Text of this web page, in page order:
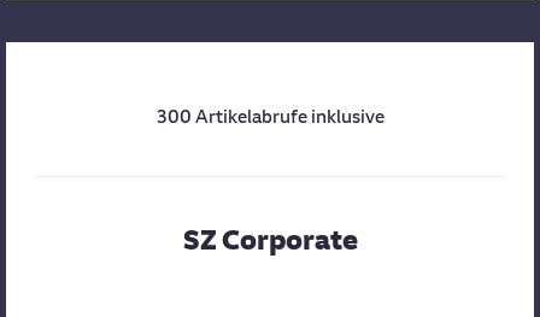
300 Artikelabrufe inklusive
SZ Corporate